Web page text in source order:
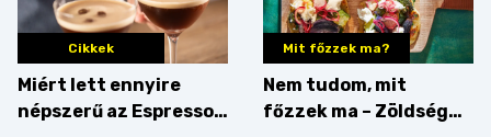
Cikkek
Miért lett ennyire
népszerű az Espresso
Mit főzzek ma?
Nem tudom, mit
főzzek ma – Zöldség